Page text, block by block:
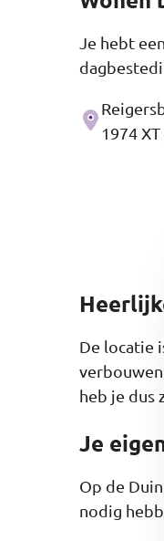
Je hebt
Adres
1974
De locatie
heb je dus
Je
Op de
nodig